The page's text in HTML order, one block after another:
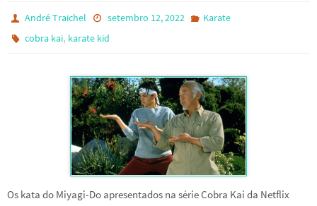
André Traichel setembro 12, 2022
Karate
cobra kai, karate kid
Os kata do Miyagi-Do apresentados na série Cobra Kai da Netflix